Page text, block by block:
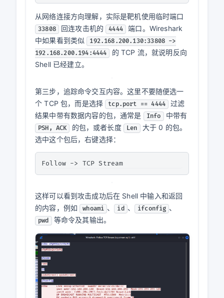
从网络连接方向理解，实际是靶机使用临时端口
33808 回连攻击机的 4444 端口。Wireshark
中如果看到类似 192.168.200.130:33808 ->
192.168.200.194:4444
的 TCP 流，就说明反向
Shell 已经建立。
个 TCP 包，而是选择 tcp.port == 4444 过滤
结果中带有数据内容的包，通常是 Info 中带有
PSH, ACK 的包，或者长度